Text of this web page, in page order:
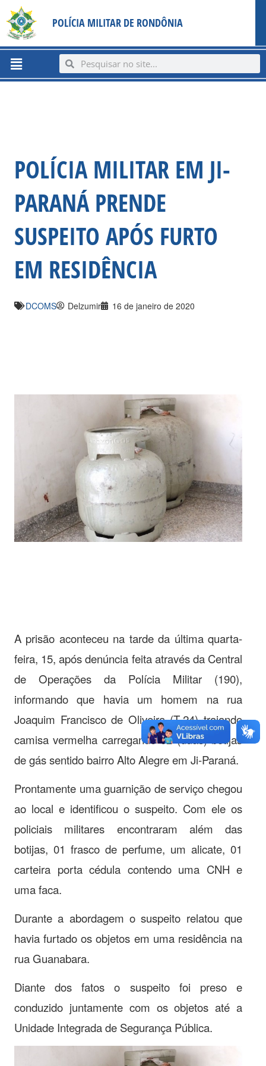
content
para
conteúdo
POLÍCIA MILITAR DE RONDÔNIA
Menu SearchSearch
POLÍCIA MILITAR EM JI-
PARANÁ PRENDE
SUSPEITO APÓS FURTO
EM RESIDÊNCIA
DCOMS Delzumir 16 de janeiro de 2020
A prisão aconteceu na tarde da última quarta-
feira, 15, após denúncia feita através da Central
de Operações da Polícia Militar (190),
informando que havia um homem na rua
Joaquim Francisco de Oliveira (T-24) trajando
camisa vermelha carregando 02 (duas) botijas
de gás sentido bairro Alto Alegre em Ji-Paraná.
Prontamente uma guarnição de serviço chegou
ao local e identificou o suspeito. Com ele os
policiais militares encontraram além das
botijas, 01 frasco de perfume, um alicate, 01
carteira porta cédula contendo uma CNH e
uma faca.
Durante a abordagem o suspeito relatou que
havia furtado os objetos em uma residência na
rua Guanabara.
Diante dos fatos o suspeito foi preso e
conduzido juntamente com os objetos até a
Unidade Integrada de Segurança Pública.